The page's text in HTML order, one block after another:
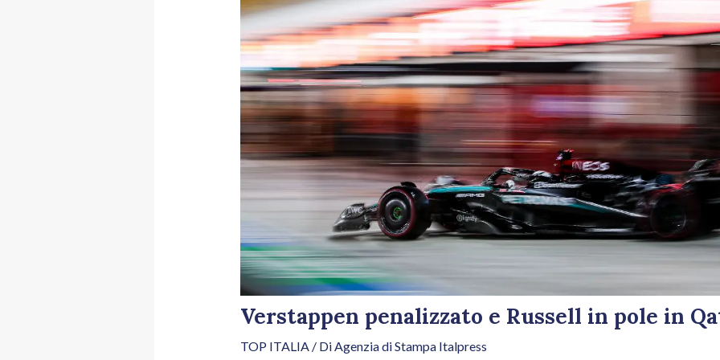
Verstappen penalizzato e Russell in pole in
TOP ITALIA/ DiAgenzia di Stampa Italpress